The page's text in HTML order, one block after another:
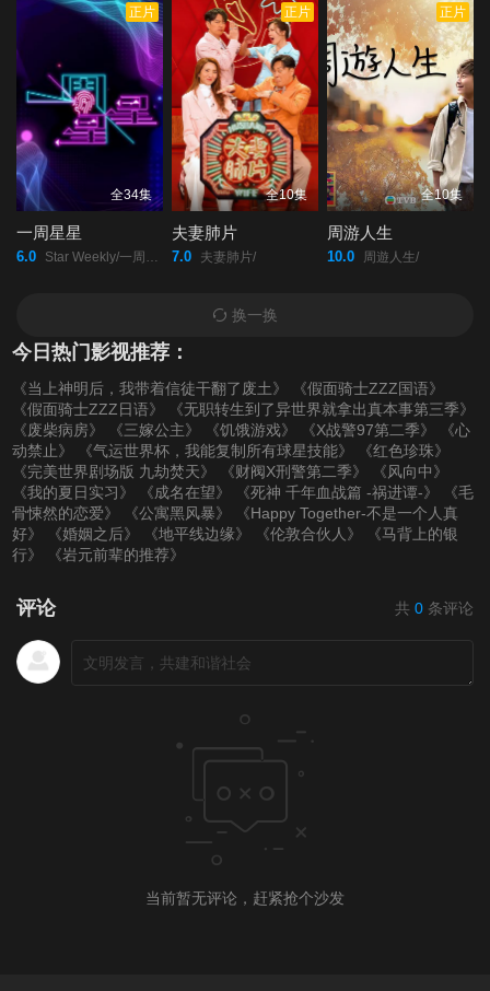
第20220221期 第20220222期 第20220223期
第20220224期 第20220225期 第20220228(微女人)
期
第20220228期 第20220301期 第20220302期
第20220303期 第20220304期 第20220307(微女人)
第20220307期
第20220310期 第20220311期 第20220314期
第20220315期 第20220316期 第20220317期
第20220318期 第20220321(微女人) 第20220321期
第20220324期
第20220401期
正片
全34集
一周星星
6.0 Star Weekly/一周星星/
正片
全10集
夫妻肺片
7.0 夫妻肺片/
正片
全10集
周游人生
10.0 周遊人生/
换一换
今日热门影视推荐：
《当上神明后，我带着信徒干翻了废土》
《假面骑士ZZZ国语》
《假面骑士ZZZ日语》
《无职转生到了异世界就拿出真本事第三季》
《废柴病房》
《三嫁公主》 《饥饿游戏》 《X战警97第二季》
《心
动禁止》
《气运世界杯，我能复制所有球星技能》
《红色珍珠》
《完美世界剧场版 九劫焚天》
《财阀X刑警第二季》
《风向中》
《我的夏日实习》
《成名在望》 《死神 千年血战篇 -祸进谭-》
《毛
骨悚然的恋爱》
《公寓黑风暴》
《Happy Together-不是一个人真
好》
《婚姻之后》 《地平线边缘》 《伦敦合伙人》
《马背上的银
行》
《岩元前辈的推荐》
评论 共 0 条评论
当前暂无评论，赶紧抢个沙发